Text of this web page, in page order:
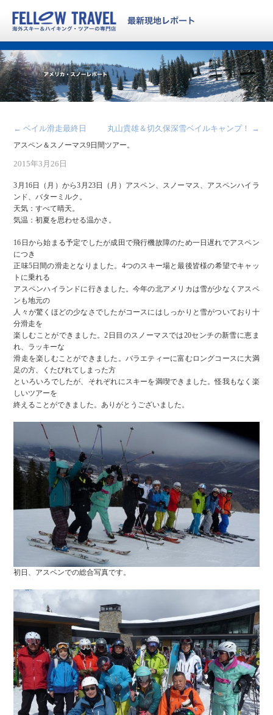
← ベイル滑走最終日 丸山貴雄＆切久保深雪ベイルキャンプ！ →
アスペン＆スノーマス9日間ツアー。
2015年3月26日
3月16日（月）から3月23日（月）アスペン、スノーマス、アスペンハイラ
ンド、バターミルク。
天気：すべて晴天。
気温：初夏を思わせる温かさ。
16日から始まる予定でしたが成田で飛行機故障のため一日遅れでアスペン
につき
正味5日間の滑走となりました。4つのスキー場と最後皆様の希望でキャッ
トに乗れる
アスペンハイランドに行きました。今年の北アメリカは雪が少なくアスペ
ンも地元の
人々が驚くほどの少なさでしたがコースにはしっかりと雪がついており十
分滑走を
楽しむことができました。2日目のスノーマスでは20センチの新雪に恵ま
れ、ラッキーな
滑走を楽しむことができました。バラエティーに富むロングコースに大満
足の方、くたびれてしまった方
といろいろでしたが、それぞれにスキーを満喫できました。怪我もなく楽
しいツアーを
終えることができました。ありがとうございました。
初日、アスペンでの総合写真です。